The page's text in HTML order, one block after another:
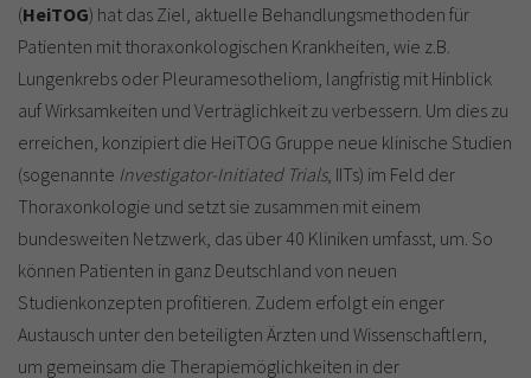
(HeiTOG) hat das Ziel, aktuelle Behandlungsmethoden für
Patienten mit thoraxonkologischen Krankheiten, wie z.B.
Lungenkrebs oder Pleuramesotheliom, langfristig mit Hinblick
auf Wirksamkeiten und Verträglichkeit zu verbessern. Um dies zu
erreichen, konzipiert die HeiTOG Gruppe neue klinische Studien
(sogenannte Investigator-Initiated Trials, IITs) im Feld der
Thoraxonkologie und setzt sie zusammen mit einem
bundesweiten Netzwerk, das über 40 Kliniken umfasst, um. So
können Patienten in ganz Deutschland von neuen
Studienkonzepten profitieren. Zudem erfolgt ein enger
Austausch unter den beteiligten Ärzten und Wissenschaftlern,
um gemeinsam die Therapiemöglichkeiten in der